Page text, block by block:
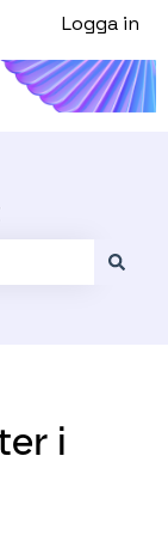
Logga in
i